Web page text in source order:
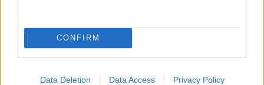
CONFIRM
Data Deletion Data Access Privacy Policy
Τα σχολιά σας δημοσιεύονται άμεσα με δική σας ευθύνη. Το
ΕΘΝΟΣ θα παρεμβαίνει και τα προσβλητικά σχόλια θα
διαγράφονται